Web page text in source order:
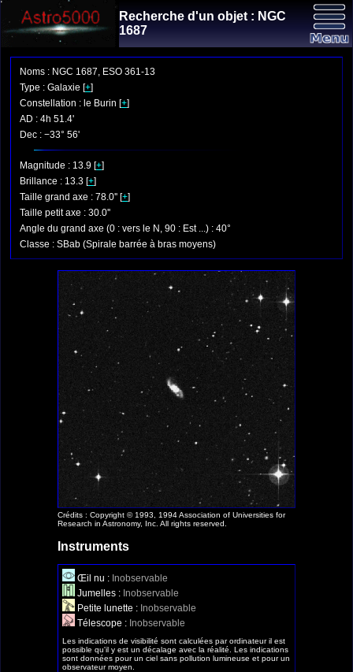
Recherche d'un objet : NGC
1687
Noms : NGC 1687, ESO 361-13
Type : Galaxie [+]
Constellation : le Burin [+]
AD : 4h 51.4'
Dec : −33° 56'
Magnitude : 13.9 [+]
Brillance : 13.3 [+]
Taille grand axe : 78.0'' [+]
Taille petit axe : 30.0''
Angle du grand axe (0 : vers le N, 90 : Est ...) : 40°
Classe : SBab (Spirale barrée à bras moyens)
Crédits : Copyright © 1993, 1994 Association of Universities for
Research in Astronomy, Inc. All rights reserved.
Instruments
Œil nu : Inobservable
Jumelles : Inobservable
Petite lunette : Inobservable
Télescope : Inobservable
Les indications de visibilité sont calculées par ordinateur il est
possible qu'il y est un décalage avec la réalité. Les indications
sont données pour un ciel sans pollution lumineuse et pour un
observateur moyen.